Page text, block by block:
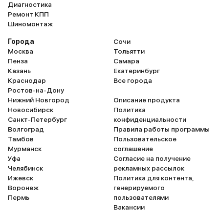
Диагностика
Ремонт КПП
Шиномонтаж
Города
Москва
Пенза
Казань
Краснодар
Ростов-на-Дону
Нижний Новгород
Новосибирск
Санкт-Петербург
Волгоград
Тамбов
Мурманск
Уфа
Челябинск
Ижевск
Воронеж
Пермь
Сочи
Тольятти
Самара
Екатеринбург
Все города
Описание продукта
Политика
конфиденциальности
Правила работы программы
Пользовательское
соглашение
Согласие на получение
рекламных рассылок
Политика для контента,
генерируемого
пользователями
Вакансии